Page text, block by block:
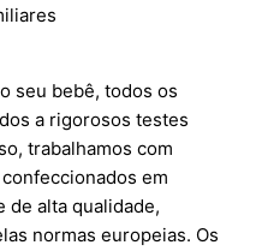
seu bebê, todos os
a rigorosos testes
trabalhamos com
em
de alta qualidade,
normas europeias. Os